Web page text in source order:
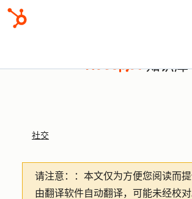
知识库
社交
请注意： ：本文仅为方便您阅读而提
由翻译软件自动翻译，可能未经校